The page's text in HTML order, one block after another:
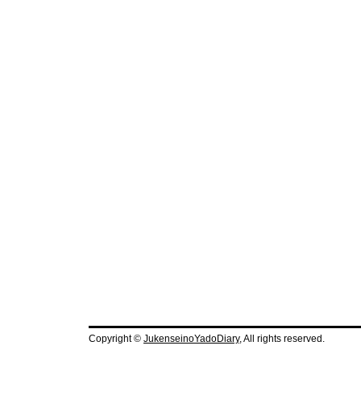
Copyright © JukenseinoYadoDiary, All rights reserved.